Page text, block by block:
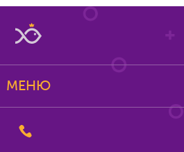
МЕНЮ